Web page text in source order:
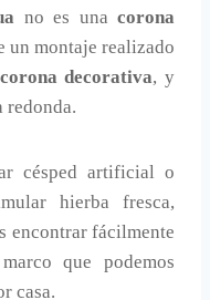
no es una corona
un montaje realizado
corona decorativa, y
redonda.
césped artificial o
hierba fresca,
encontrar fácilmente
que podemos
casa.